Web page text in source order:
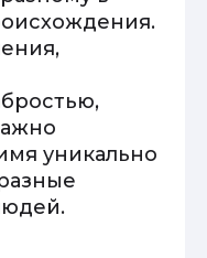
уникально